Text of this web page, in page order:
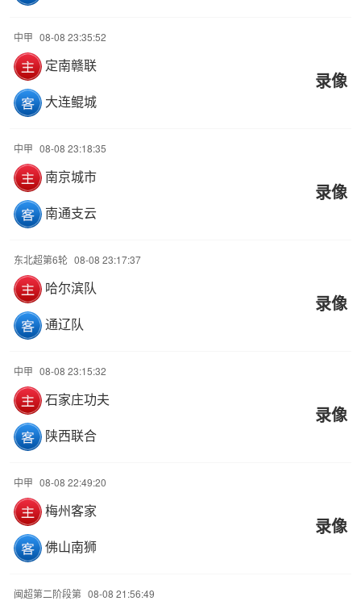
中甲 08-08 23:35:52
定南赣联
大连鲲城
录像
中甲 08-08 23:18:35
南京城市
南通支云
录像
东北超第6轮 08-08 23:17:37
哈尔滨队
通辽队
录像
中甲 08-08 23:15:32
石家庄功夫
陕西联合
录像
中甲 08-08 22:49:20
梅州客家
佛山南狮
录像
闽超第二阶段第 08-08 21:56:49